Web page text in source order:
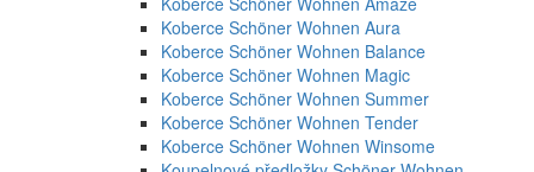
Koberce Schöner Wohnen Aura
Koberce Schöner Wohnen Balance
Koberce Schöner Wohnen Magic
Koberce Schöner Wohnen Summer
Koberce Schöner Wohnen Tender
Koberce Schöner Wohnen Winsome